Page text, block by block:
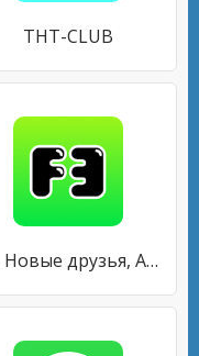
THT-CLUB
F3 - Новые друзья, Анонимные вопросы, Чат